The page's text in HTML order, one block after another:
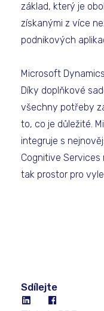
základ, který je
získanými z více
podnikových
Microsoft
Díky doplňkové
všechny potřeby
to, co je důležité.
integruje s
Cognitive
tak prostor pro
Sdílejte